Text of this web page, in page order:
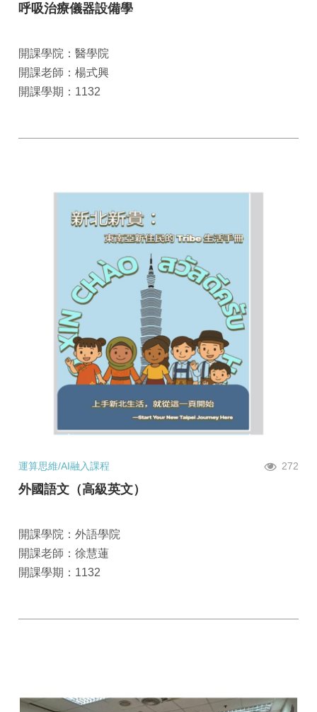
呼吸治療儀器設備學
開課學院：醫學院
開課老師：楊式興
開課學期：1132
運算思維/AI融入課程 272
外國語文（高級英文）
開課學院：外語學院
開課老師：徐慧蓮
開課學期：1132